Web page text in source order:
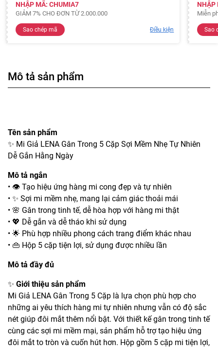
NHẬP MÃ: CHUMIA7
GIẢM 7% CHO ĐƠN TỪ 2.000.000
Sao chép mã Điều kiện
NHẬP
Miễn
Sao
Mô tả sản phẩm
Tên sản phẩm
✨ Mi Giả LENA Gân Trong 5 Cặp Sợi Mềm Nhẹ Tự Nhiên
Dễ Gắn Hằng Ngày
Mô tả ngắn
• 👁️ Tạo hiệu ứng hàng mi cong đẹp và tự nhiên
• ✨ Sợi mi mềm nhẹ, mang lại cảm giác thoải mái
• 🌸 Gân trong tinh tế, dễ hòa hợp với hàng mi thật
• 💖 Dễ gắn và dễ tháo khi sử dụng
• 🌟 Phù hợp nhiều phong cách trang điểm khác nhau
• 👜 Hộp 5 cặp tiện lợi, sử dụng được nhiều lần
Mô tả đầy đủ
✨ Giới thiệu sản phẩm
Mi Giả LENA Gân Trong 5 Cặp là lựa chọn phù hợp cho
những ai yêu thích hàng mi tự nhiên nhưng vẫn có độ sắc
nét giúp đôi mắt thêm nổi bật. Với thiết kế gân trong tinh tế
cùng các sợi mi mềm mại, sản phẩm hỗ trợ tạo hiệu ứng
đôi mắt to tròn và cuốn hút hơn. Hộp gồm 5 cặp mi tiện lợi,